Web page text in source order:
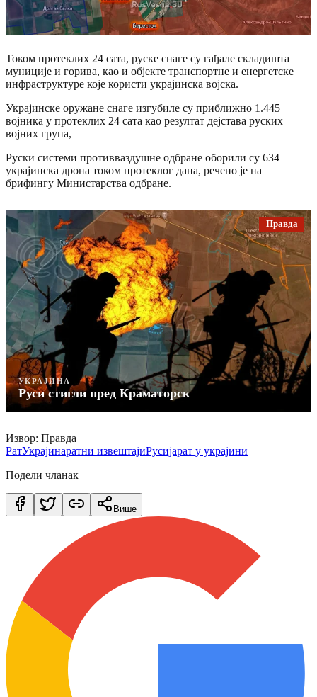
Током протеклих 24 сата, руске снаге су гађале складишта
муниције и горива, као и објекте транспортне и енергетске
инфраструктуре које користи украјинска војска.
Украјинске оружане снаге изгубиле су приближно 1.445
војника у протеклих 24 сата као резултат дејстава руских
војних група,
Руски системи противваздушне одбране оборили су 634
украјинска дрона током протеклог дана, речено је на
брифингу Министарства одбране.
Правда
УКРАЈИНА
Руси стигли пред Краматорск
Извор: Правда
РатУкрајинаратни извештајиРусијарат у украјини
Подели чланак
Више